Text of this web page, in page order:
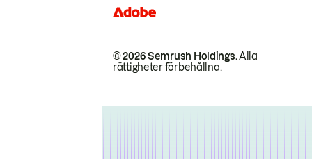
© 2026 Semrush Holdings.Alla
rättigheter förbehållna.